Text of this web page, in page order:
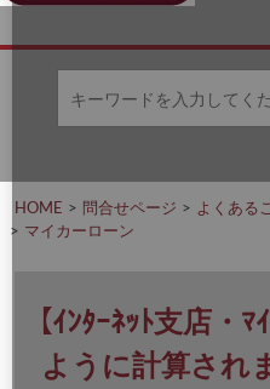
ス
へ
ー
ワ
入
力
く
だ
さ
い
HOME 問合せページ よくある
マイカーローン
【ｲﾝﾀｰﾈｯﾄ支店・
ように計算され